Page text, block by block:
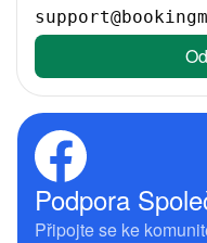
Podpora
Připojte se ke